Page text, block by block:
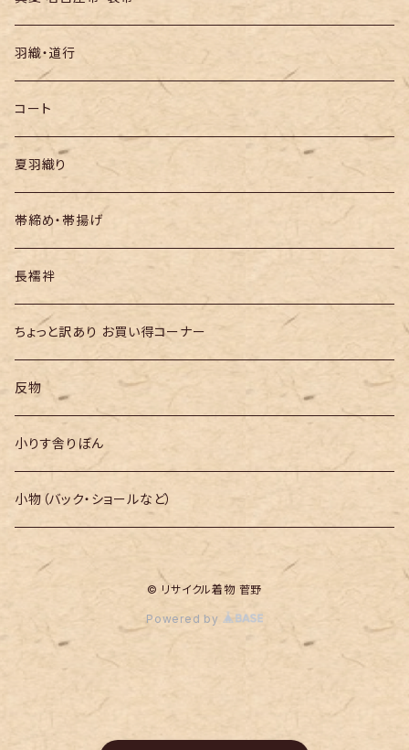
袋帯
半幅帯
羽織・道行
コート
夏羽織り
帯締め・帯揚げ
長襦袢
ちょっと訳あり お買い得コーナー
反物
小りす舎りぼん
小物（バック・ショールなど）
© リサイクル着物 菅野
Powered by